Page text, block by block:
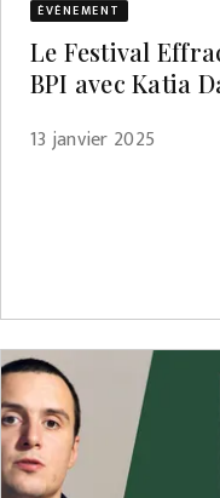
ÉVÈNEMENT
Le Festival
BPI avec Katia
13 janvier 2025